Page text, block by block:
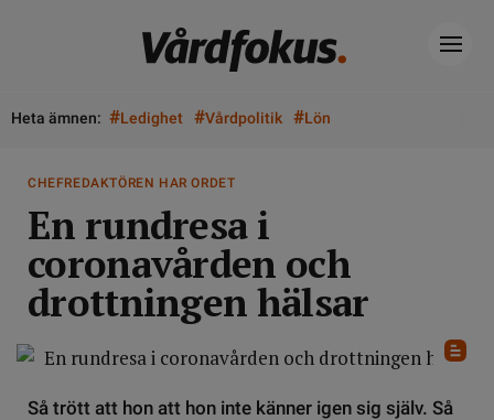
Heta ämnen: #Ledighet #Vårdpolitik #Lön
CHEFREDAKTÖREN HAR ORDET
En rundresa i
coronavården och
drottningen hälsar
Så trött att hon att hon inte känner igen sig själv. Så